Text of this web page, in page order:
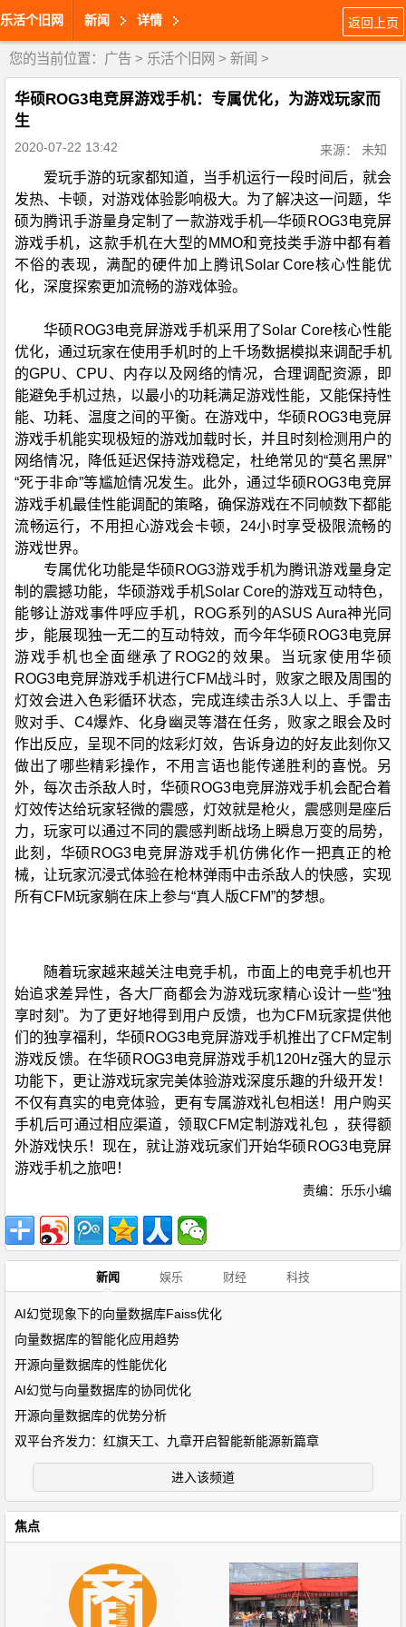
乐活个旧网 新闻 详情 返回上页
您的当前位置： 广告 > 乐活个旧网 > 新闻 >
华硕ROG3电竞屏游戏手机：专属优化，为游戏玩家而
生
2020-07-22 13:42 来源： 未知
爱玩手游的玩家都知道，当手机运行一段时间后，就会
发热、卡顿，对游戏体验影响极大。为了解决这一问题，华
硕为腾讯手游量身定制了一款游戏手机—华硕ROG3电竞屏
游戏手机，这款手机在大型的MMO和竞技类手游中都有着
不俗的表现，满配的硬件加上腾讯Solar Core核心性能优
化，深度探索更加流畅的游戏体验。
华硕ROG3电竞屏游戏手机采用了Solar Core核心性能
优化，通过玩家在使用手机时的上千场数据模拟来调配手机
的GPU、CPU、内存以及网络的情况，合理调配资源，即
能避免手机过热，以最小的功耗满足游戏性能，又能保持性
能、功耗、温度之间的平衡。在游戏中，华硕ROG3电竞屏
游戏手机能实现极短的游戏加载时长，并且时刻检测用户的
网络情况，降低延迟保持游戏稳定，杜绝常见的“莫名黑屏”
“死于非命”等尴尬情况发生。此外，通过华硕ROG3电竞屏
游戏手机最佳性能调配的策略，确保游戏在不同帧数下都能
流畅运行，不用担心游戏会卡顿，24小时享受极限流畅的
游戏世界。
专属优化功能是华硕ROG3游戏手机为腾讯游戏量身定
制的震撼功能，华硕游戏手机Solar Core的游戏互动特色，
能够让游戏事件呼应手机，ROG系列的ASUS Aura神光同
步，能展现独一无二的互动特效，而今年华硕ROG3电竞屏
游戏手机也全面继承了ROG2的效果。当玩家使用华硕
ROG3电竞屏游戏手机进行CFM战斗时，败家之眼及周围的
灯效会进入色彩循环状态，完成连续击杀3人以上、手雷击
败对手、C4爆炸、化身幽灵等潜在任务，败家之眼会及时
作出反应，呈现不同的炫彩灯效，告诉身边的好友此刻你又
做出了哪些精彩操作，不用言语也能传递胜利的喜悦。另
外，每次击杀敌人时，华硕ROG3电竞屏游戏手机会配合着
灯效传达给玩家轻微的震感，灯效就是枪火，震感则是座后
力，玩家可以通过不同的震感判断战场上瞬息万变的局势，
此刻，华硕ROG3电竞屏游戏手机仿佛化作一把真正的枪
械，让玩家沉浸式体验在枪林弹雨中击杀敌人的快感，实现
所有CFM玩家躺在床上参与“真人版CFM”的梦想。
随着玩家越来越关注电竞手机，市面上的电竞手机也开
始追求差异性，各大厂商都会为游戏玩家精心设计一些“独
享时刻”。为了更好地得到用户反馈，也为CFM玩家提供他
们的独享福利，华硕ROG3电竞屏游戏手机推出了CFM定制
游戏反馈。在华硕ROG3电竞屏游戏手机120Hz强大的显示
功能下，更让游戏玩家完美体验游戏深度乐趣的升级开发！
不仅有真实的电竞体验，更有专属游戏礼包相送！用户购买
手机后可通过相应渠道，领取CFM定制游戏礼包 ，获得额
外游戏快乐！现在，就让游戏玩家们开始华硕ROG3电竞屏
游戏手机之旅吧！
责编：乐乐小编
新闻 娱乐 财经 科技
AI幻觉现象下的向量数据库Faiss优化
向量数据库的智能化应用趋势
开源向量数据库的性能优化
AI幻觉与向量数据库的协同优化
开源向量数据库的优势分析
双平台齐发力：红旗天工、九章开启智能新能源新篇章
进入该频道
焦点